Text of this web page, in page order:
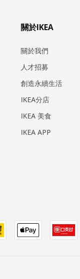
關於IKEA
關於我們
人才招募
創造永續生活
IKEA分店
IKEA 美食
IKEA APP